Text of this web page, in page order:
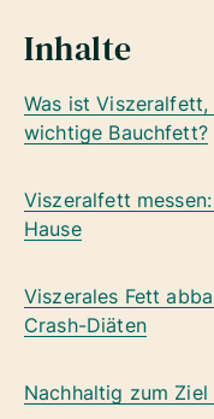
Inhalte
Was ist
wichtige Bauchfett?
Viszeralfett
Hause
Viszerales Fett
Crash-Diäten
Nachhaltig zum